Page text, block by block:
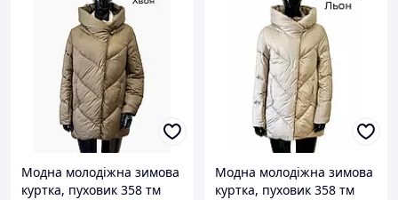
Модна молодіжна зимова
куртка, пуховик 358 тм
Модна молодіжна зимова
куртка, пуховик 358 тм